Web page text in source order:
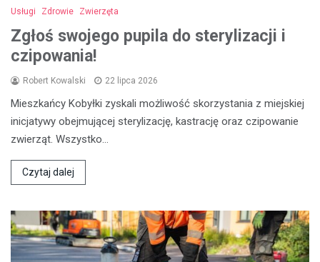
Usługi Zdrowie Zwierzęta
Zgłoś swojego pupila do sterylizacji i
czipowania!
Robert Kowalski 22 lipca 2026
Mieszkańcy Kobyłki zyskali możliwość skorzystania z miejskiej
inicjatywy obejmującej sterylizację, kastrację oraz czipowanie
zwierząt. Wszystko…
Czytaj dalej